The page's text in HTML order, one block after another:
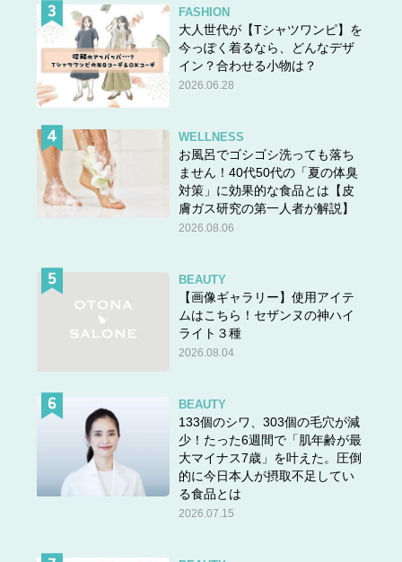
FASHION
大人世代が【Tシャツワンピ】を
今っぽく着るなら、どんなデザ
イン？合わせる小物は？
2026.06.28
WELLNESS
お風呂でゴシゴシ洗っても落ち
ません！40代50代の「夏の体臭
対策」に効果的な食品とは【皮
膚ガス研究の第一人者が解説】
2026.08.06
BEAUTY
【画像ギャラリー】使用アイテ
ムはこちら！セザンヌの神ハイ
ライト３種
2026.08.04
BEAUTY
133個のシワ、303個の毛穴が減
少！たった6週間で「肌年齢が最
大マイナス7歳」を叶えた。圧倒
的に今日本人が摂取不足してい
る食品とは
2026.07.15